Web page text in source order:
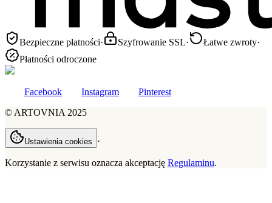
Bezpieczne płatności· Szyfrowanie SSL· Łatwe zwroty·
Płatności odroczone
Facebook Instagram
Pinterest
© ARTOVNIA 2025
Ustawienia cookies ·
Korzystanie z serwisu oznacza akceptację Regulaminu.